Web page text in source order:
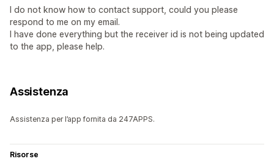
I do not know how to contact support, could you please
respond to me on my email.
I have done everything but the receiver id is not being updated
to the app, please help.
Assistenza
Assistenza per l’app fornita da 247APPS.
Risorse